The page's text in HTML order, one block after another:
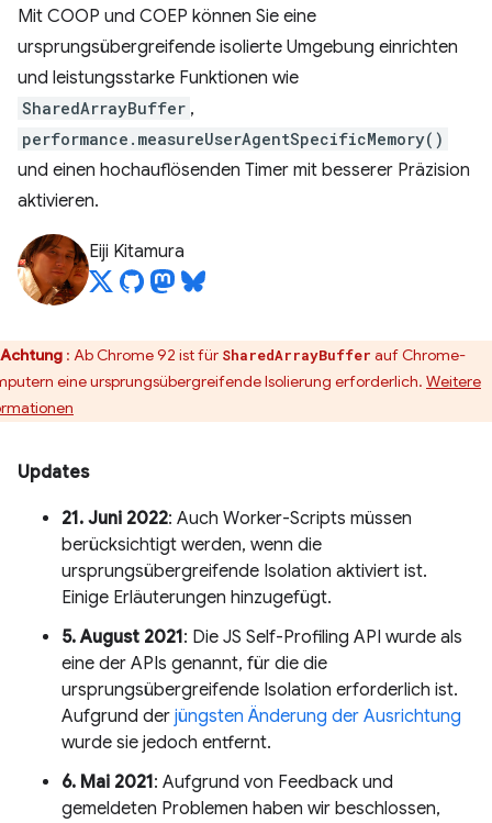
Mit COOP und COEP können Sie eine
ursprungsübergreifende isolierte Umgebung einrichten
und leistungsstarke Funktionen wie
SharedArrayBuffer ,
performance.measureUserAgentSpecificMemory()
und einen hochauflösenden Timer mit besserer Präzision
aktivieren.
Eiji Kitamura
Achtung : Ab Chrome 92 ist für SharedArrayBuffer auf Chrome-
eine ursprungsübergreifende Isolierung erforderlich. Weitere
Updates
21. Juni 2022: Auch Worker-Scripts müssen
berücksichtigt werden, wenn die
ursprungsübergreifende Isolation aktiviert ist.
Einige Erläuterungen hinzugefügt.
5. August 2021: Die JS Self-Profiling API wurde als
eine der APIs genannt, für die die
ursprungsübergreifende Isolation erforderlich ist.
Aufgrund der jüngsten Änderung der Ausrichtung
wurde sie jedoch entfernt.
6. Mai 2021: Aufgrund von Feedback und
gemeldeten Problemen haben wir beschlossen,